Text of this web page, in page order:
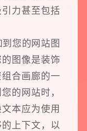
力甚至包括
您的网站图
图像是装饰
合画廊的一
的网站时，
本应为使用
上下文，以